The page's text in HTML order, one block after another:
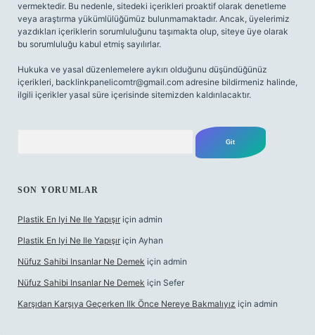
vermektedir. Bu nedenle, sitedeki içerikleri proaktif olarak denetleme
veya araştırma yükümlülüğümüz bulunmamaktadır. Ancak, üyelerimiz
yazdıkları içeriklerin sorumluluğunu taşımakta olup, siteye üye olarak
bu sorumluluğu kabul etmiş sayılırlar.
Hukuka ve yasal düzenlemelere aykırı olduğunu düşündüğünüz
içerikleri, backlinkpanelicomtr@gmail.com adresine bildirmeniz halinde,
ilgili içerikler yasal süre içerisinde sitemizden kaldırılacaktır.
SON YORUMLAR
Plastik En Iyi Ne Ile Yapışır için admin
Plastik En Iyi Ne Ile Yapışır için Ayhan
Nüfuz Sahibi Insanlar Ne Demek için admin
Nüfuz Sahibi Insanlar Ne Demek için Sefer
Karşıdan Karşıya Geçerken Ilk Önce Nereye Bakmalıyız için admin